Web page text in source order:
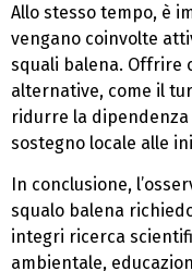
Allo stesso tempo, è
vengano coinvolte
squali balena. Offrire
alternative, come il
ridurre la
sostegno locale alle
In conclusione,
squalo balena
integri ricerca
ambientale,